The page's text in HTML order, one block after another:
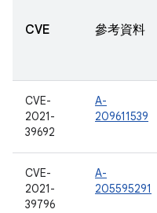
CVE 參考資料
CVE-
2021-
39692
A-
209611539
CVE-
2021-
39796
A-
205595291